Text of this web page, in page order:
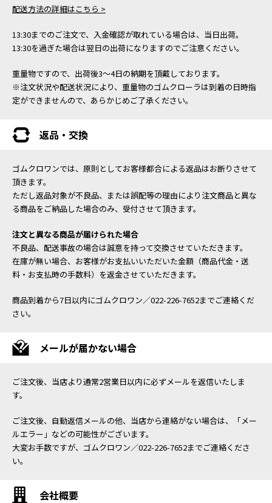
配送方法の詳細はこちら >
13:30までのご注文で、入金確認が取れている場合は、当日出荷。
13:30を過ぎた場合は翌日の出荷になりますのでご注意ください。
重量物ですので、出荷後3～4日の納期を頂戴しております。
※注文状況や配送状況により、重量物のゴムクローラは到着の日時指
定ができませんので、あらかじめご了承ください。
返品・交換
ゴムクロワンでは、原則としてお客様都合による返品はお断りさせて
頂きます。
ただし返品対象が不良品、または誤配等の理由により注文商品と異な
る商品をご納品した場合のみ、受付させて頂きます。
注文と異なる商品が届けられた場合
不良品、配送事故の場合は誠意を持って交換させていただきます。
在庫が無い場合、お客様がお支払いいただいた金額（商品代金・送
料・お支払時の手数料）を返金させていただきます。
商品到着から7日以内にゴムクロワン／022-226-7652までご連絡くだ
さい。
メールが届かない場合
ご注文後、当店より通常2営業日以内に必ずメールを返信いたしま
す。
ご注文後、自動返信メールの他、当店から連絡がない場合は、「メー
ルエラー」などの可能性がございます。
大変お手数ですが、ゴムクロワン／022-226-7652までご連絡くださ
い。
会社概要